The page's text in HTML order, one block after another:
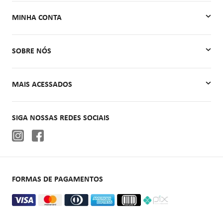
MINHA CONTA
SOBRE NÓS
MAIS ACESSADOS
Cadeiras de rodas
SIGA NOSSAS REDES SOCIAIS
FORMAS DE PAGAMENTOS